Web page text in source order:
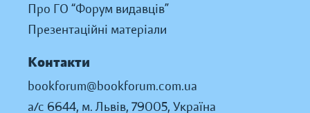
Про ГО “Форум видавців”
Презентаційні матеріали
Контакти
bookforum@bookforum.com.ua
а/с 6644, м. Львів, 79005, Україна